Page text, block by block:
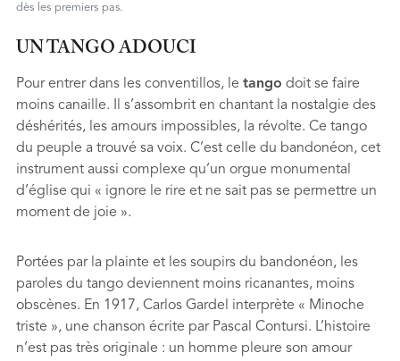
dès les premiers pas.
UN TANGO ADOUCI
Pour entrer dans les conventillos, le tango doit se faire
moins canaille. Il s’assombrit en chantant la nostalgie des
déshérités, les amours impossibles, la révolte. Ce tango
du peuple a trouvé sa voix. C’est celle du bandonéon, cet
instrument aussi complexe qu’un orgue monumental
d’église qui « ignore le rire et ne sait pas se permettre un
moment de joie ».
Portées par la plainte et les soupirs du bandonéon, les
paroles du tango deviennent moins ricanantes, moins
obscènes. En 1917, Carlos Gardel interprète « Minoche
triste », une chanson écrite par Pascal Contursi. L’histoire
n’est pas très originale : un homme pleure son amour